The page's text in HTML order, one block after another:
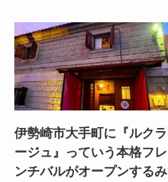
伊勢崎市大手町に『ルクラ
ージュ』っていう本格フレ
ンチバルがオープンするみ